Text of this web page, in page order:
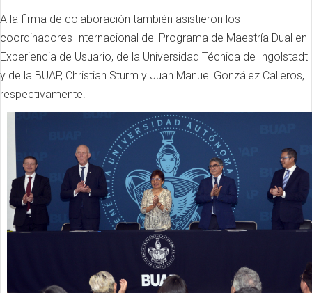
A la firma de colaboración también asistieron los
coordinadores Internacional del Programa de Maestría Dual en
Experiencia de Usuario, de la Universidad Técnica de Ingolstadt
y de la BUAP, Christian Sturm y Juan Manuel González Calleros,
respectivamente.